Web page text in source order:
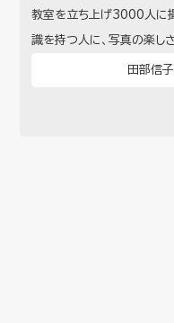
教室を立ち上げ3000人に
識を持つ人に、写真の楽し
田部信